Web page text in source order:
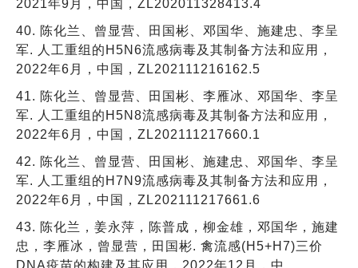
2021年9月，中国，ZL202011328413.4
40. 陈化兰、曾显营、田国彬、邓国华、施建忠、李呈
军. 人工重组的H5N6流感病毒及其制备方法和应用，
2022年6月，中国，ZL202111216162.5
41. 陈化兰、曾显营、田国彬、李雁冰、邓国华、李呈
军. 人工重组的H5N8流感病毒及其制备方法和应用，
2022年6月，中国，ZL202111217660.1
42. 陈化兰、曾显营、田国彬、施建忠、邓国华、李呈
军. 人工重组的H7N9流感病毒及其制备方法和应用，
2022年6月，中国，ZL202111217661.6
43. 陈化兰，姜永萍，陈普成，柳金雄，邓国华，施建
忠，李雁冰，曾显营，田国彬. 禽流感(H5+H7)三价
DNA疫苗的构建及其应用，2022年12月，中